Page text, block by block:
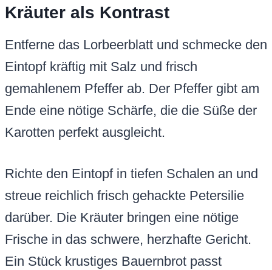
Kräuter als Kontrast
Entferne das Lorbeerblatt und schmecke den
Eintopf kräftig mit Salz und frisch
gemahlenem Pfeffer ab. Der Pfeffer gibt am
Ende eine nötige Schärfe, die die Süße der
Karotten perfekt ausgleicht.
Richte den Eintopf in tiefen Schalen an und
streue reichlich frisch gehackte Petersilie
darüber. Die Kräuter bringen eine nötige
Frische in das schwere, herzhafte Gericht.
Ein Stück krustiges Bauernbrot passt